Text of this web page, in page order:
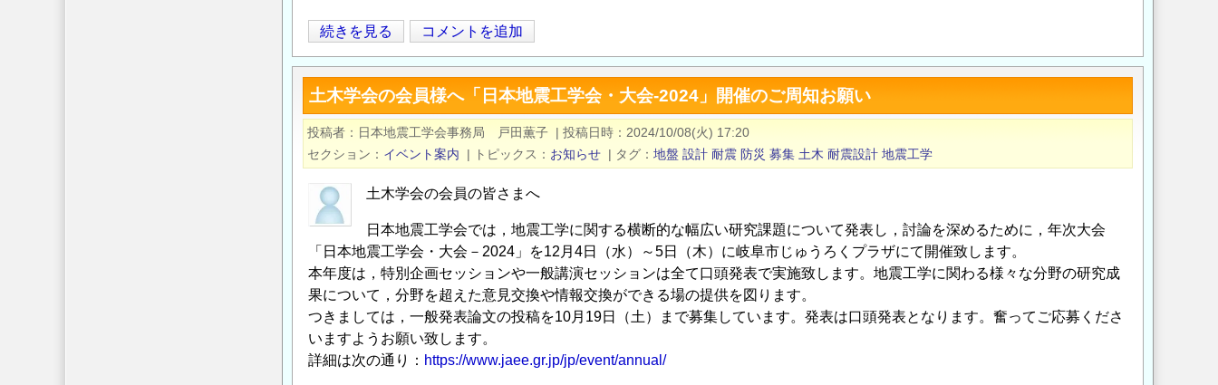
つ
設
計
入
門
（実
践
編）-2024
年
改
訂
版-』
の
中
部
電
力
(株)
子
力
に
る
公
募
研
究
（2025
続きを見る コメントを追加
土木学会の会員様へ「日本地震工学会・大会-2024」開催のご周知お願い
投稿者 日本地震工学会事務局 戸田薫子 | 投稿日時
2024/10/08(火) 17:20
セクション
イベント案内 | トピックス お知らせ | タグ 地盤 設計 耐震 防災 募集 土木 耐震設計 地震工学
土木学会の会員の皆さまへ
日本地震工学会では，地震工学に関する横断的な幅広い研究課題について発表し，討論を深めるために，年次大会
「日本地震工学会・大会－2024」を12月4日（水）～5日（木）に岐阜市じゅうろくプラザにて開催致します。
本年度は，特別企画セッションや一般講演セッションは全て口頭発表で実施致します。地震工学に関わる様々な分野の研究成
果について，分野を超えた意見交換や情報交換ができる場の提供を図ります。
つきましては，一般発表論文の投稿を10月19日（土）まで募集しています。発表は口頭発表となります。奮ってご応募くださ
いますようお願い致します。
詳細は次の通り： https://www.jaee.gr.jp/jp/event/annual/